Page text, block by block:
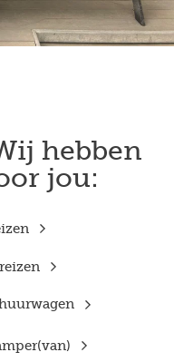
hebben
jou: